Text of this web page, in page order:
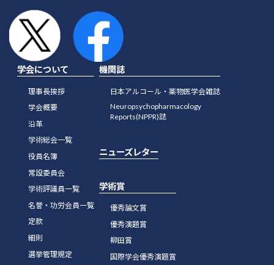
学会について
理事長挨拶
学会概要
沿革
学術総会一覧
役員名簿
常設委員会
学術評議員一覧
名誉・功労会員一覧
定款
細則
選挙管理規定
機関誌
日本アルコール・薬物医学会雑誌
Neuropsychopharmacology
Reports(NPPR)誌
ニューズレター
学術賞
優秀論文賞
優秀演題賞
柳田賞
国際学会優秀演題賞